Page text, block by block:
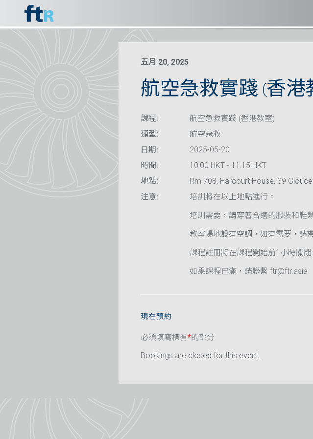
五月 20, 2025
航空急救實踐 (香港
課程:
航空急救實踐 (香港教室)
類型:
航空急救
日期:
2025-05-20
時間:
10:00 HKT - 11:15 HKT
地點:
Rm 708, Harcourt House, 39
注意:
培訓將在以上地點進行。
培訓需要，請穿著合適的服裝和鞋
教室場地設有空調，如有需要，請
課程註冊將在課程開始前1小時關閉
如果課程已滿，請聯繫 ftr@ftr.asia
現在預約
必須填寫標有*的部分
Bookings are closed for this event.